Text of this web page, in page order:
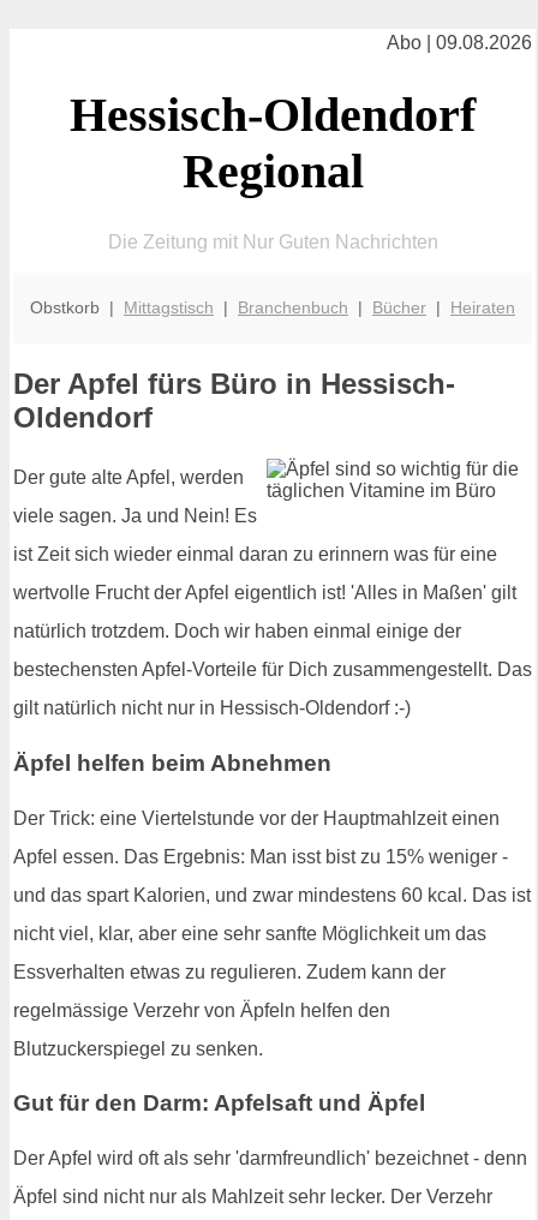
Abo | 09.08.2026
Hessisch-Oldendorf
Regional
Die Zeitung mit Nur Guten Nachrichten
Obstkorb | Mittagstisch | Branchenbuch | Bücher | Heiraten
Der Apfel fürs Büro in Hessisch-
Oldendorf
Der gute alte Apfel, werden
viele sagen. Ja und Nein! Es
ist Zeit sich wieder einmal daran zu erinnern was für eine
wertvolle Frucht der Apfel eigentlich ist! 'Alles in Maßen' gilt
natürlich trotzdem. Doch wir haben einmal einige der
bestechensten Apfel-Vorteile für Dich zusammengestellt. Das
gilt natürlich nicht nur in Hessisch-Oldendorf :-)
Äpfel helfen beim Abnehmen
Der Trick: eine Viertelstunde vor der Hauptmahlzeit einen
Apfel essen. Das Ergebnis: Man isst bist zu 15% weniger -
und das spart Kalorien, und zwar mindestens 60 kcal. Das ist
nicht viel, klar, aber eine sehr sanfte Möglichkeit um das
Essverhalten etwas zu regulieren. Zudem kann der
regelmässige Verzehr von Äpfeln helfen den
Blutzuckerspiegel zu senken.
Gut für den Darm: Apfelsaft und Äpfel
Der Apfel wird oft als sehr 'darmfreundlich' bezeichnet - denn
Äpfel sind nicht nur als Mahlzeit sehr lecker. Der Verzehr